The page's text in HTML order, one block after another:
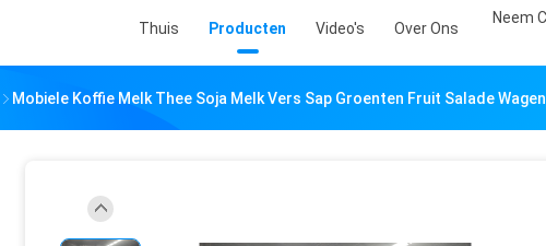
Thuis Producten Video's Over Ons
Neem
Mobiele Koffie Melk Thee Soja Melk Vers Sap Groenten Fruit Salade